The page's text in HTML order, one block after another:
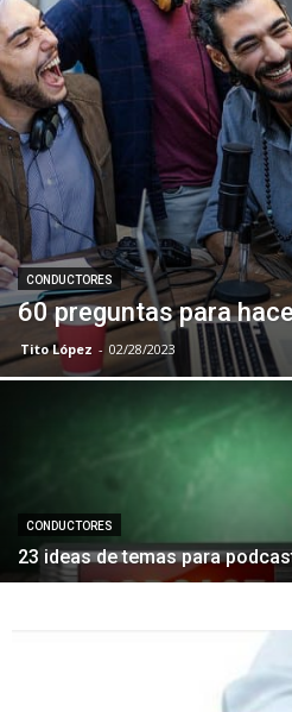
CONDUCTORES
60 preguntas para
Tito López - 02/28/2023
CONDUCTORES
23 ideas de temas para